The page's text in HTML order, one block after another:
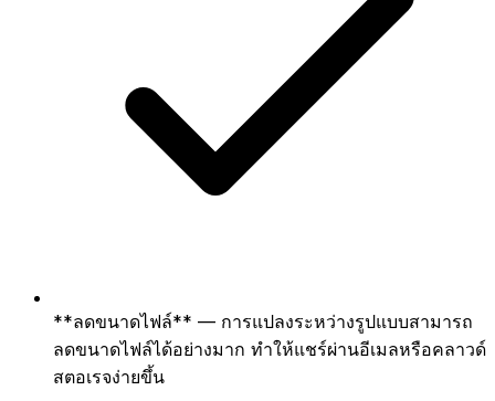
**ลดขนาดไฟล์** — การแปลงระหว่างรูปแบบสามารถ
ลดขนาดไฟล์ได้อย่างมาก ทำให้แชร์ผ่านอีเมลหรือคลาวด์
สตอเรจง่ายขึ้น